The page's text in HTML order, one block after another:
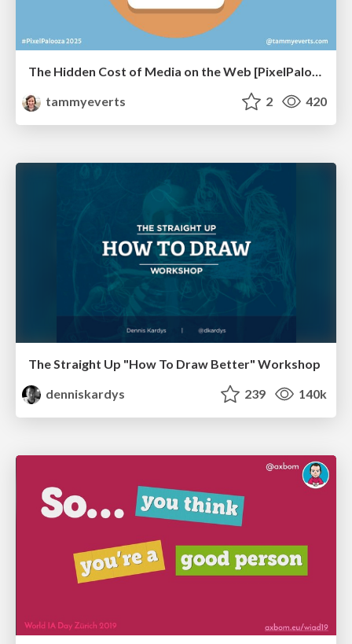
tammyeverts
2 420
The Straight Up "How To Draw Better" Workshop
denniskardys
239 140k